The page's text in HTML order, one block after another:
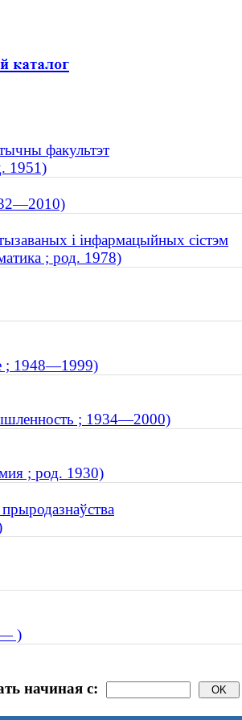
факультэт
1951)
і інфармацыйных сістэм
; род. 1978)
; 1948—1999)
; 1934—2000)
; род. 1930)
)
начиная с: